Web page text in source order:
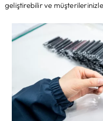
geliştirebilir ve